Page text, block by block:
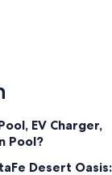
EV Charger,
Pool?
Desert Oasis: